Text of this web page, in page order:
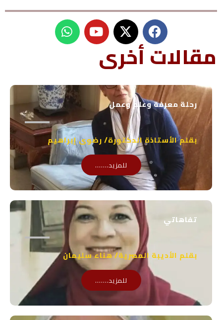
u
t
b
e
W
h
a
t
a
p
p
مقالات أخرى
رحلة معرفة وعلم وعمل
بقلم الأستاذة الدكتورة/ رضوى إبراهيم
للمزيد.......
تفاهاتي
بقلم الأديبة المصرية/ هناء سليمان
للمزيد.......